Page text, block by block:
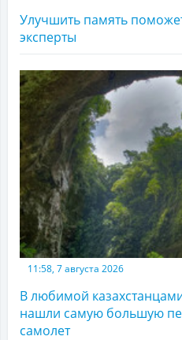
Улучшить память
эксперты
11:58, 7 августа 2026
В любимой
нашли самую большую
самолет